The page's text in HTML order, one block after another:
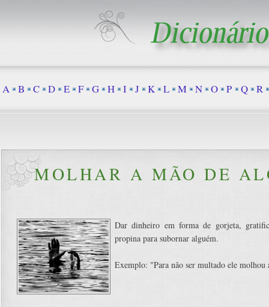
MOLHAR A MÃO DE
Dar dinheiro em forma de gorjeta,
propina para subornar alguém.
Exemplo: "Para não ser multado ele molhou
A B C D E F G H I J K L M N O P Q R